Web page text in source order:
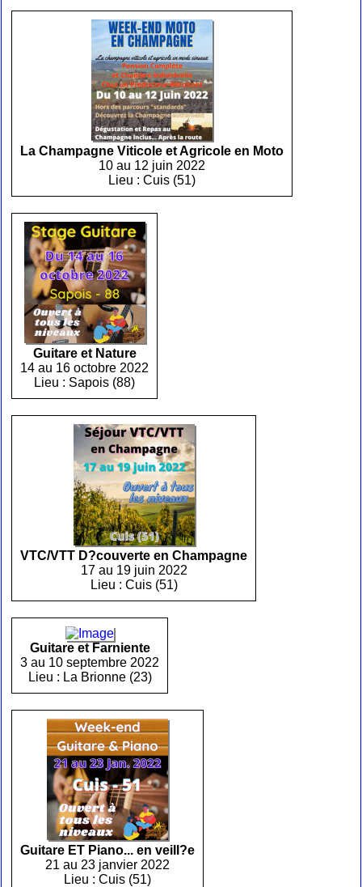
La Champagne Viticole et Agricole en Moto
10 au 12 juin 2022
Lieu : Cuis (51)
Guitare et Nature
14 au 16 octobre 2022
Lieu : Sapois (88)
VTC/VTT D?couverte en Champagne
17 au 19 juin 2022
Lieu : Cuis (51)
Guitare et Farniente
3 au 10 septembre 2022
Lieu : La Brionne (23)
Guitare ET Piano... en veill?e
21 au 23 janvier 2022
Lieu : Cuis (51)